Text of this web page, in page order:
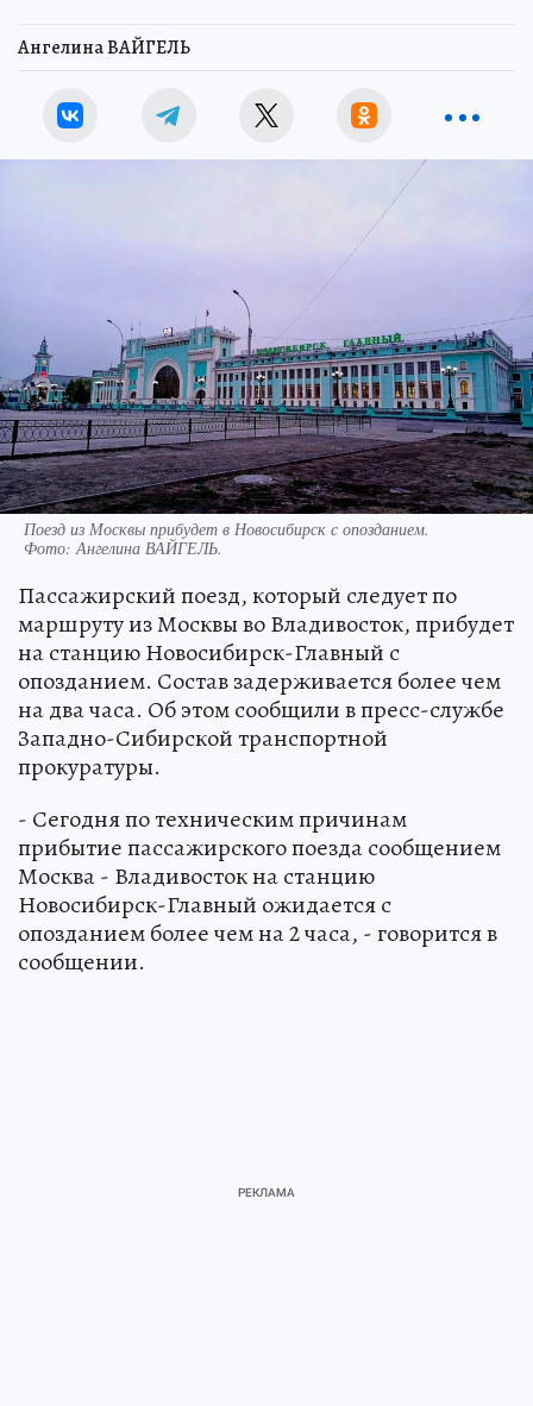
Ангелина ВАЙГЕЛЬ
Поезд из Москвы прибудет в Новосибирск с опозданием.
Фото:Ангелина ВАЙГЕЛЬ.
Пассажирский поезд, который следует по
маршруту из Москвы во Владивосток, прибудет
на станцию Новосибирск-Главный с
опозданием. Состав задерживается более чем
на два часа. Об этом сообщили в пресс-службе
Западно-Сибирской транспортной
прокуратуры.
- Сегодня по техническим причинам
прибытие пассажирского поезда сообщением
Москва - Владивосток на станцию
Новосибирск-Главный ожидается с
опозданием более чем на 2 часа, - говорится в
сообщении.